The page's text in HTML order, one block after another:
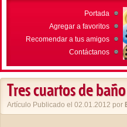
Portada
Agregar a favoritos
Recomendar a tus amigos
Contáctanos
Tres cuartos de
Artículo Publicado el 02.01.2012 por